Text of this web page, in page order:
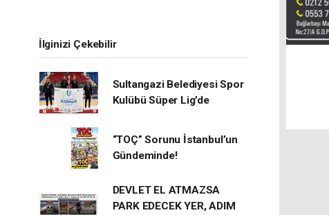
İlginizi Çekebilir
Sultangazi Belediyesi Spor
Kulübü Süper Lig’de
“TOÇ” Sorunu İstanbul’un
Gündeminde!
DEVLET EL ATMAZSA
PARK EDECEK YER, ADIM